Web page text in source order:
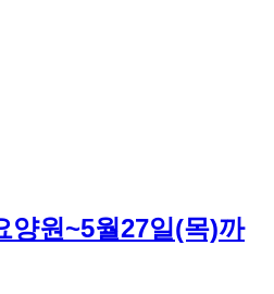
양원~5월27일(목)까